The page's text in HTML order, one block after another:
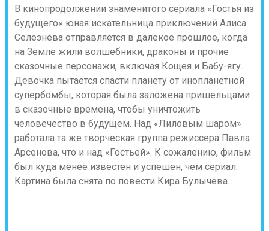
В кинопродолжении знаменитого сериала «Гостья из
будущего» юная искательница приключений Алиса
Селезнева отправляется в далекое прошлое, когда
на Земле жили волшебники, драконы и прочие
сказочные персонажи, включая Кощея и Бабу-ягу.
Девочка пытается спасти планету от инопланетной
супербомбы, которая была заложена пришельцами
в сказочные времена, чтобы уничтожить
человечество в будущем. Над «Лиловым шаром»
работала та же творческая группа режиссера Павла
Арсенова, что и над «Гостьей». К сожалению, фильм
был куда менее известен и успешен, чем сериал.
Картина была снята по повести Кира Булычева.